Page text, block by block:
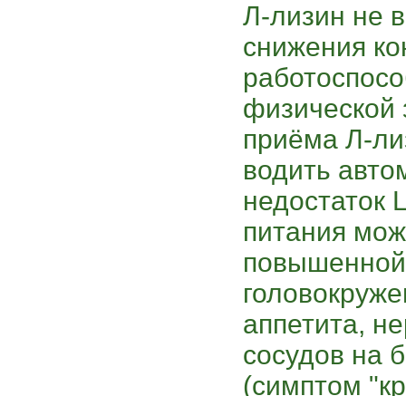
Л-лизин не
снижения
физической
приёма Л-
водить
недостаток
питания
аппетита,
сосудов на
(симптом